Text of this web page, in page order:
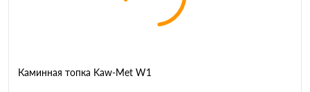
Каминная топка Kaw-Met W1